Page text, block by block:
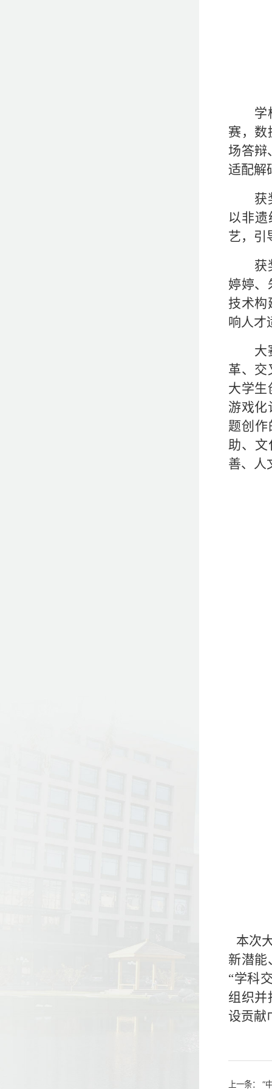
学
赛，数
场答辩
适配解
获
以非
艺， 引
获
婷婷、
技术构
响人才
大
革、交
大学生
游戏化
题创
助、文
善、人
本次
新潜能
“学科
组织并
设贡献
上一条：“